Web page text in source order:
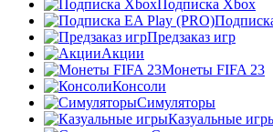
Подписка Xbox
Предзаказ игр
Акции
Монеты FIFA 23
Консоли
Симуляторы
Казуальные